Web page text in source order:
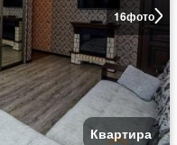
16фото
Квартира